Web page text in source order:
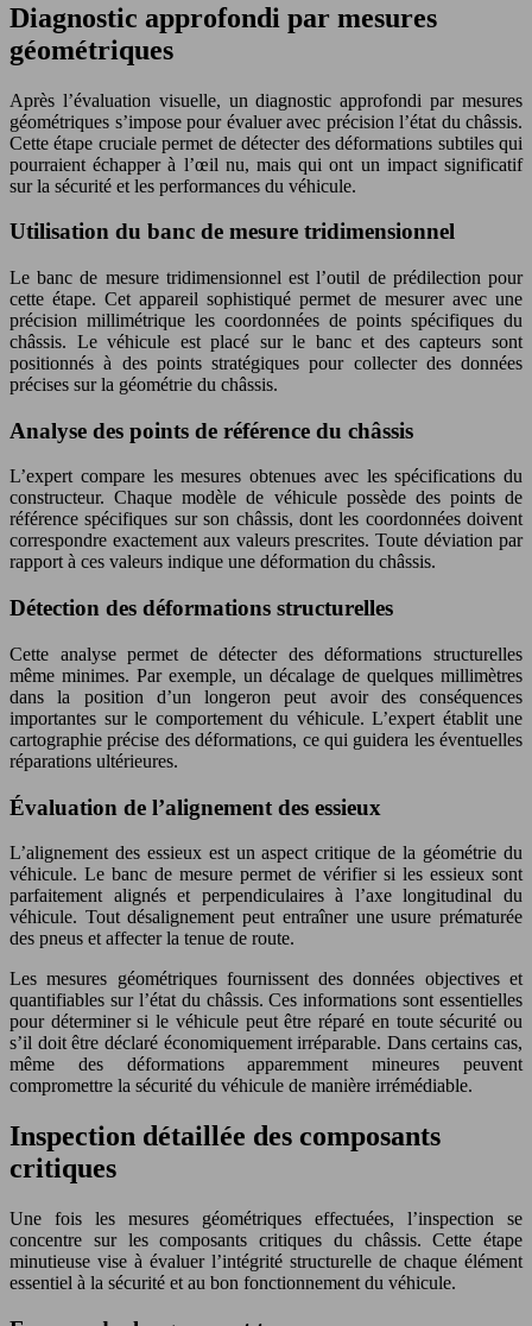
Diagnostic approfondi par mesures
géométriques
Après l’évaluation visuelle, un diagnostic approfondi par mesures
géométriques s’impose pour évaluer avec précision l’état du châssis.
Cette étape cruciale permet de détecter des déformations subtiles qui
pourraient échapper à l’œil nu, mais qui ont un impact significatif
sur la sécurité et les performances du véhicule.
Utilisation du banc de mesure tridimensionnel
Le banc de mesure tridimensionnel est l’outil de prédilection pour
cette étape. Cet appareil sophistiqué permet de mesurer avec une
précision millimétrique les coordonnées de points spécifiques du
châssis. Le véhicule est placé sur le banc et des capteurs sont
positionnés à des points stratégiques pour collecter des données
précises sur la géométrie du châssis.
Analyse des points de référence du châssis
L’expert compare les mesures obtenues avec les spécifications du
constructeur. Chaque modèle de véhicule possède des points de
référence spécifiques sur son châssis, dont les coordonnées doivent
correspondre exactement aux valeurs prescrites. Toute déviation par
rapport à ces valeurs indique une déformation du châssis.
Détection des déformations structurelles
Cette analyse permet de détecter des déformations structurelles
même minimes. Par exemple, un décalage de quelques millimètres
dans la position d’un longeron peut avoir des conséquences
importantes sur le comportement du véhicule. L’expert établit une
cartographie précise des déformations, ce qui guidera les éventuelles
réparations ultérieures.
Évaluation de l’alignement des essieux
L’alignement des essieux est un aspect critique de la géométrie du
véhicule. Le banc de mesure permet de vérifier si les essieux sont
parfaitement alignés et perpendiculaires à l’axe longitudinal du
véhicule. Tout désalignement peut entraîner une usure prématurée
des pneus et affecter la tenue de route.
Les mesures géométriques fournissent des données objectives et
quantifiables sur l’état du châssis. Ces informations sont essentielles
pour déterminer si le véhicule peut être réparé en toute sécurité ou
s’il doit être déclaré économiquement irréparable. Dans certains cas,
même des déformations apparemment mineures peuvent
compromettre la sécurité du véhicule de manière irrémédiable.
Inspection détaillée des composants
critiques
Une fois les mesures géométriques effectuées, l’inspection se
concentre sur les composants critiques du châssis. Cette étape
minutieuse vise à évaluer l’intégrité structurelle de chaque élément
essentiel à la sécurité et au bon fonctionnement du véhicule.